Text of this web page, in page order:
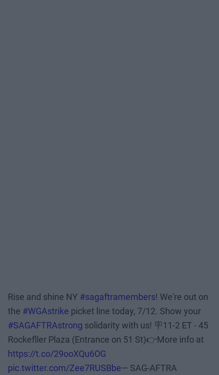
Rise and shine NY #sagaftramembers! We're out on
the #WGAstrike picket line today, 7/12. Show your
#SAGAFTRAstrong solidarity with us! 🪧11-2 ET - 45
Rockefller Plaza (Entrance on 51 St)👉More info at
https://t.co/29ooXQu6OG
pic.twitter.com/Zee7RUSBbe— SAG-AFTRA